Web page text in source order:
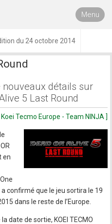
Menu
du 24 octobre 2014
nouveaux détails sur
5 Last Round
Tecmo Europe - Team NINJA ]
en
a confirmé que le jeu sortira le 19
dans le reste de l’Europe.
date de sortie, KOEI TECMO